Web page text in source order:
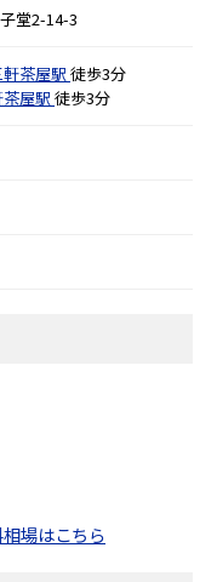
堂2-14-3
茶屋駅 徒歩3分
屋駅 徒歩3分
場はこちら